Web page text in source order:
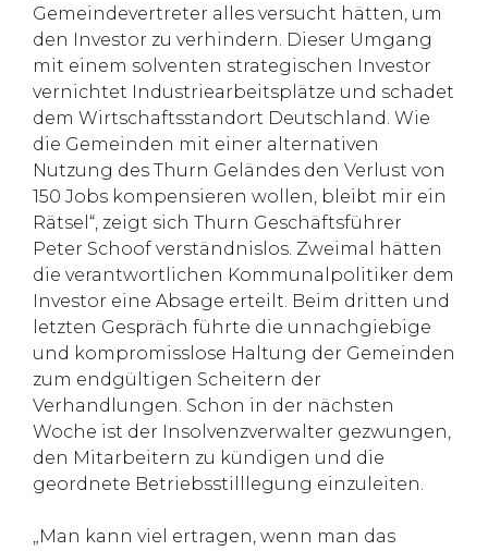
Gemeindevertreter alles versucht hätten, um
den Investor zu verhindern. Dieser Umgang
mit einem solventen strategischen Investor
vernichtet Industriearbeitsplätze und schadet
dem Wirtschaftsstandort Deutschland. Wie
die Gemeinden mit einer alternativen
Nutzung des Thurn Geländes den Verlust von
150 Jobs kompensieren wollen, bleibt mir ein
Rätsel“, zeigt sich Thurn Geschäftsführer
Peter Schoof verständnislos. Zweimal hätten
die verantwortlichen Kommunalpolitiker dem
Investor eine Absage erteilt. Beim dritten und
letzten Gespräch führte die unnachgiebige
und kompromisslose Haltung der Gemeinden
zum endgültigen Scheitern der
Verhandlungen. Schon in der nächsten
Woche ist der Insolvenzverwalter gezwungen,
den Mitarbeitern zu kündigen und die
geordnete Betriebsstilllegung einzuleiten.
„Man kann viel ertragen, wenn man das